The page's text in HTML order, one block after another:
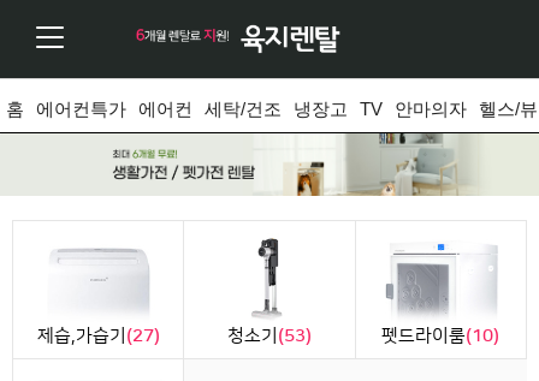
홈 에어컨특가 에어컨 세탁/건조 냉장고 TV 안마의자 헬스/
제습,가습기 (27) 청소기 (53) 펫드라이룸(10)